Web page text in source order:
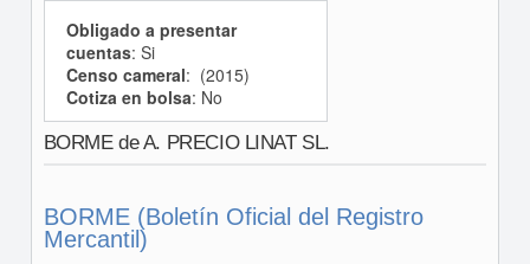
Obligado a presentar
cuentas: Si
Censo cameral: (2015)
Cotiza en bolsa: No
BORME de A. PRECIO LINAT SL.
BORME (Boletín Oficial del Registro
Mercantil)